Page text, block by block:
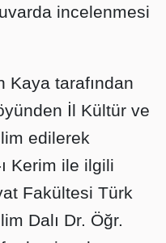
incelenmesi
Kaya tarafından
İl Kültür ve
edilerek
Kerim ile ilgili
Fakültesi Türk
Dalı Dr. Öğr.